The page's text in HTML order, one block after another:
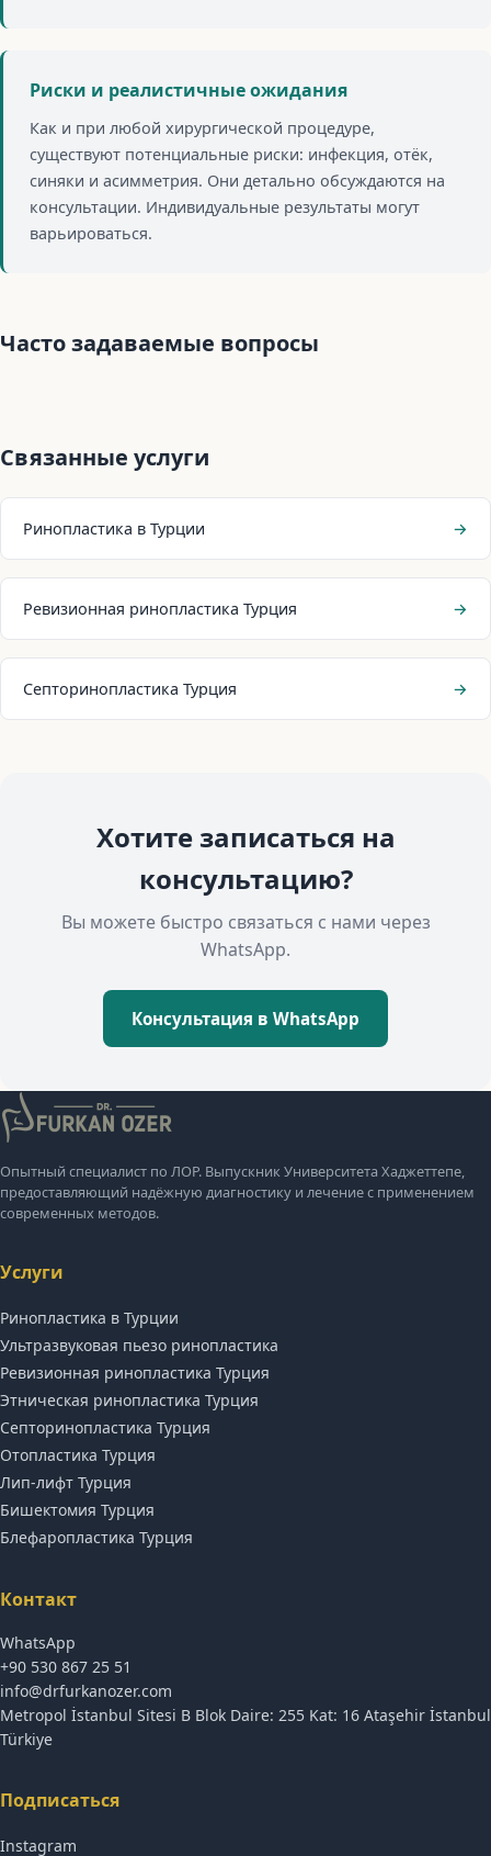
Риски и реалистичные ожидания
Как и при любой хирургической процедуре,
существуют потенциальные риски: инфекция, отёк,
синяки и асимметрия. Они детально обсуждаются на
консультации. Индивидуальные результаты могут
варьироваться.
Часто задаваемые вопросы
Связанные услуги
Ринопластика в Турции →
Ревизионная ринопластика Турция →
Септоринопластика Турция →
Хотите записаться на
консультацию?
Вы можете быстро связаться с нами через
WhatsApp.
Консультация в WhatsApp
Опытный специалист по ЛОР. Выпускник Университета Хаджеттепе,
предоставляющий надёжную диагностику и лечение с применением
современных методов.
Услуги
Ринопластика в Турции
Ультразвуковая пьезо ринопластика
Ревизионная ринопластика Турция
Этническая ринопластика Турция
Септоринопластика Турция
Отопластика Турция
Лип-лифт Турция
Бишектомия Турция
Блефаропластика Турция
Контакт
WhatsApp
+90 530 867 25 51
info@drfurkanozer.com
Metropol İstanbul Sitesi B Blok Daire: 255 Kat: 16 Ataşehir İstanbul
Türkiye
Подписаться
Instagram